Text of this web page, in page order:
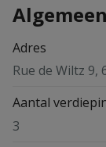
Algemeen
Adres
Rue de Wiltz 9,
Aantal
3